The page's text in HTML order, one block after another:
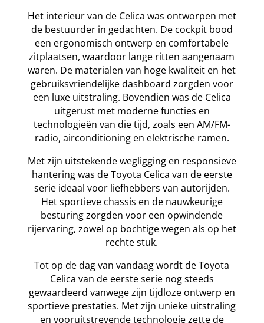
Het interieur van de Celica was ontworpen met
de bestuurder in gedachten. De cockpit bood
een ergonomisch ontwerp en comfortabele
zitplaatsen, waardoor lange ritten aangenaam
waren. De materialen van hoge kwaliteit en het
gebruiksvriendelijke dashboard zorgden voor
een luxe uitstraling. Bovendien was de Celica
uitgerust met moderne functies en
technologieën van die tijd, zoals een AM/FM-
radio, airconditioning en elektrische ramen.
Met zijn uitstekende wegligging en responsieve
hantering was de Toyota Celica van de eerste
serie ideaal voor liefhebbers van autorijden.
Het sportieve chassis en de nauwkeurige
besturing zorgden voor een opwindende
rijervaring, zowel op bochtige wegen als op het
rechte stuk.
Tot op de dag van vandaag wordt de Toyota
Celica van de eerste serie nog steeds
gewaardeerd vanwege zijn tijdloze ontwerp en
sportieve prestaties. Met zijn unieke uitstraling
en vooruitstrevende technologie zette de